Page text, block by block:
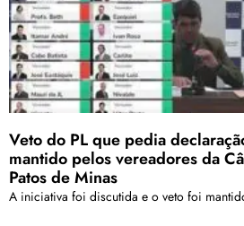
Veto do PL que pedia
mantido pelos vereadores da
Patos de Minas
A iniciativa foi discutida e o veto foi